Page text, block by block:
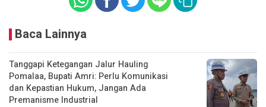
Baca Lainnya
Tanggapi Ketegangan Jalur Hauling
Pomalaa, Bupati Amri: Perlu Komunikasi
dan Kepastian Hukum, Jangan Ada
Premanisme Industrial